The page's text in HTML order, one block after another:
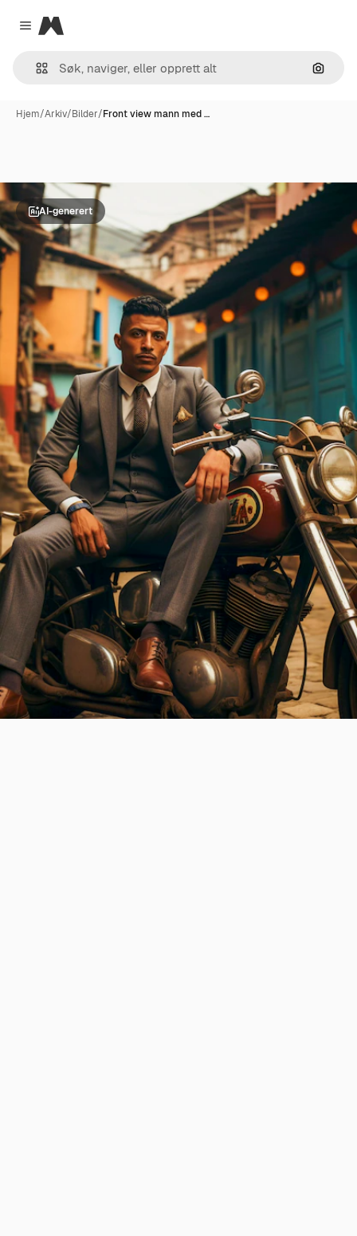
Close menu
Magnific
Søk
Hjem/Arkiv/Bilder/Front view mann med …
AI-generert